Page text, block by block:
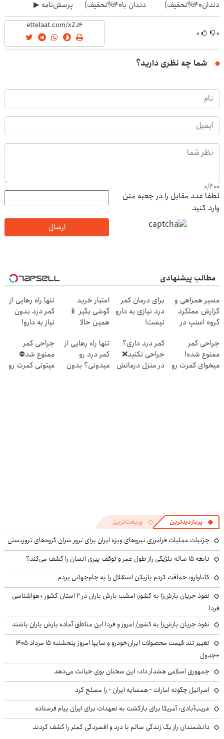
دندان40%تخفیف)
دندان با40%تخفیف)
پرسش‌نامه ▶
۰ ۰
شما چه نظری دارید؟
0/400
لطفا عدد مقابل را در جعبه متن
وارد کنید
ارسال
مطالب پیشنهادی
مسیر همراهی و
گزارش عملکرد
گروه اسنپ در
برای درمان کمر
درد نیازی به دارو
نیست!
پر کن)
اعتبار خرید
گوشی بگیر 📱
همین حالا
بده 🎯
تنها راه رهایی از
کمر درد بدون
نیاز به دارو!
جراحی کمر
ممنوع شده!
میخوای کمرت رو
کمر درد داری؟
جراحی نکنید❌
در منزل درمانش
تنها راه رهایی از
کمر درد رو
میدونی؟ بدون
جراحی کمر
ممنوع شد⛔
میتونی کمرت رو
پربازدیدترین پربحث‌ترین
جزئیات عملیات فرامرزی نیروهای ویژه ایران برای ترور سران گروه‌های تروریستی
نابغه ۱۵ ساله بلژیکی راز طول عمر و توقف پیری انسان را کشف می‌کند؟
کاناوارو: حماقت کردم بازیکن استقلال را به جام‌جهانی بردم
نفوذ جریان بارش‌زا به کشور؛ امشب بارش باران در ۲ استان کشور +هواشناسی
فردا
نفوذ جریان بارش‌زا به کشور/ امروز و فردا این مناطق آماده بارش باران باشند
تغییر تند قیمت محصولات ایران‌خودرو و سایپا امروز پنجشنبه ۱۵ مرداد ۱۴۰۵
+جدول
جمهوری اسلامی هشدار داد: این سخنان بوی خیانت می‌دهد
اسرائیل چگونه امارات - همسایه ایران - را مسلح کرد
غریب‌آبادی: آمریکا برای بازگشت به تعهدات برای ایران پیام فرستاده
دانشمندان راز یک زندگی سالم با درد و افسردگی کمتر را کشف کردند